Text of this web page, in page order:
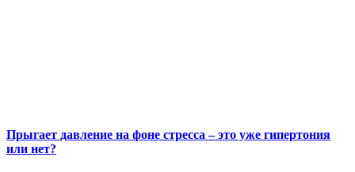
Прыгает давление на фоне стресса – это уже гипертония
или нет?